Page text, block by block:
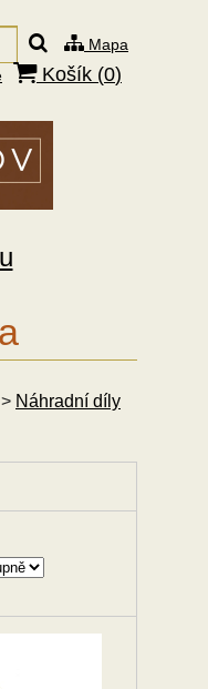
Mapa
Košík (0)
> Náhradní díly